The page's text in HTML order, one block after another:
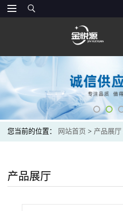
您当前的位置： 网站首页 > 产品展厅
产品展厅